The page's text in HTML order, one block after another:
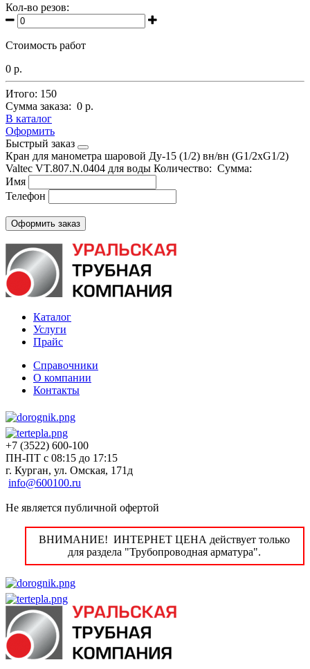
Кол-во резов:
Стоимость работ
0 р.
Итого: 150
Сумма заказа: 0 р.
В каталог
Оформить
Быстрый заказ
Кран для манометра шаровой Ду-15 (1/2) вн/вн (G1/2хG1/2)
Valtec VT.807.N.0404 для воды Количество: Сумма:
Имя
Телефон
Каталог
Услуги
Прайс
Справочники
О компании
Контакты
+7 (3522) 600-100
ПН-ПТ с 08:15 до 17:15
г. Курган, ул. Омская, 171д
info@600100.ru
Не является публичной офертой
ВНИМАНИЕ! ИНТЕРНЕТ ЦЕНА действует только
для раздела "Трубопроводная арматура".